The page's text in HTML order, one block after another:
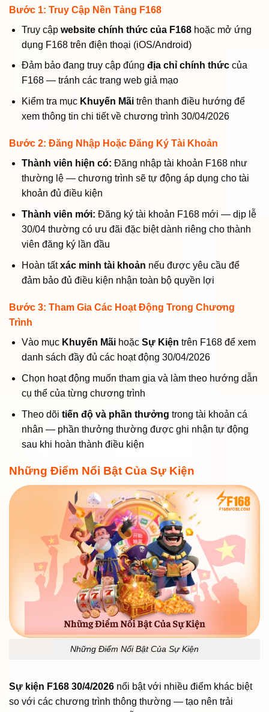
Bước 1: Truy Cập Nền Tảng F168
Truy cập website chính thức của F168hoặc mở ứng
dụng F168 trên điện thoại (iOS/Android)
Đảm bảo đang truy cập đúng địa chỉ chính thứccủa
F168 — tránh các trang web giả mạo
Kiểm tra mục Khuyến Mãitrên thanh điều hướng để
xem thông tin chi tiết về chương trình 30/04/2026
Bước 2: Đăng Nhập Hoặc Đăng Ký Tài Khoản
Thành viên hiện có: Đăng nhập tài khoản F168 như
thường lệ — chương trình sẽ tự động áp dụng cho tài
khoản đủ điều kiện
Thành viên mới: Đăng ký tài khoản F168 mới — dịp lễ
30/04 thường có ưu đãi đặc biệt dành riêng cho thành
viên đăng ký lần đầu
Hoàn tấtxác minh tài khoản nếu được yêu cầu để
đảm bảo đủ điều kiện nhận toàn bộ quyền lợi
Bước 3: Tham Gia Các Hoạt Động Trong Chương
Trình
Vào mục Khuyến Mãihoặc Sự Kiện trên F168 để xem
danh sách đầy đủ các hoạt động 30/04/2026
Chọn hoạt động muốn tham gia và làm theo hướng dẫn
cụ thể của từng chương trình
Theo dõi tiến độ và phần thưởng trong tài khoản cá
nhân — phần thưởng thường được ghi nhận tự động
sau khi hoàn thành điều kiện
Những Điểm Nổi Bật Của Sự Kiện
Những Điểm Nổi Bật Của Sự Kiện
Sự kiện F168 30/4/2026 nổi bật với nhiều điểm khác biệt
so với các chương trình thông thường — tạo nên trải